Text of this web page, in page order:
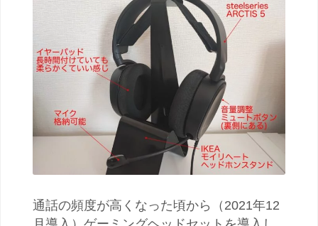
通話の頻度が高くなった頃から（2021年12